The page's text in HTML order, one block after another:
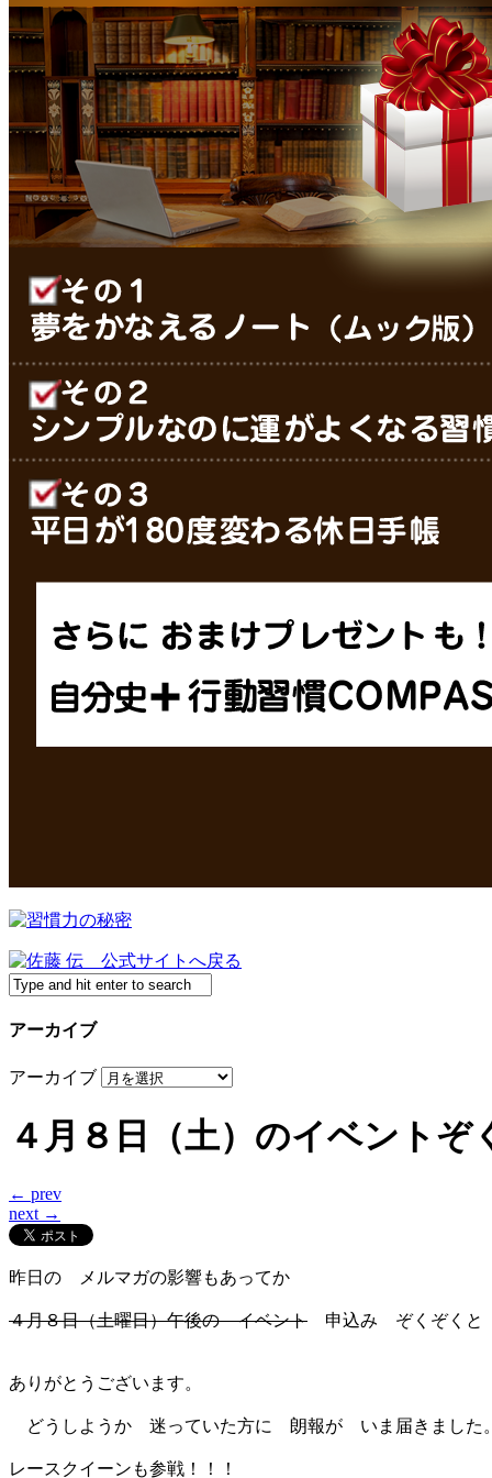
アーカイブ
アーカイブ
４月８日（土）のイベント
← prev
next →
昨日の メルマガの影響もあってか
４月８日（土曜日）午後の イベント 申込み ぞくぞくと
ありがとうございます。
どうしようか 迷っていた方に 朗報が いま届きました
レースクイーンも参戦！！！